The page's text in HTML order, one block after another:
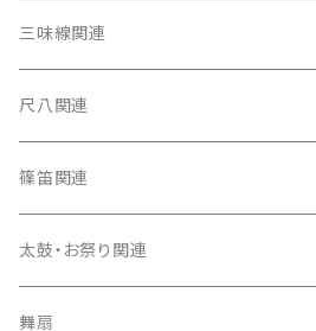
箏（本体）
箏カバー
箏袋
口前袋・尾布
爪・爪輪
三味線関連
三味線（本体）
三味線ケース
長トランク・三ツ折トランク
ソフトケース
雨用カバー
長袋・三ツ組袋・胴袋
尺八関連
尺八（本体）
尺八袋
歌口キャップ
篠笛関連
篠笛（本体）
お祭り用６穴
篠笛袋
太鼓・お祭り関連
太鼓（本体）
舞扇